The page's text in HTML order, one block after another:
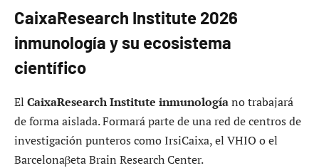
CaixaResearch Institute 2026
inmunología y su ecosistema
científico
El CaixaResearch Institute inmunologíano trabajará
de forma aislada. Formará parte de una red de centros de
investigación punteros como IrsiCaixa, el VHIO o el
Barcelonaβeta Brain Research Center.